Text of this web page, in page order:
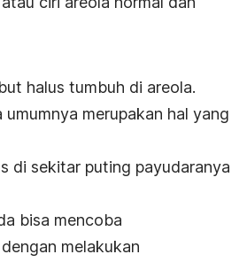
halus tumbuh di areola.
merupakan hal yang
di sekitar puting payudaranya
bisa mencoba
melakukan